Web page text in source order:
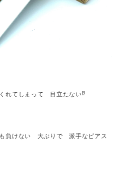
れてしまって 目立たない⁉︎
負けない 大ぶりで 派手なピアス